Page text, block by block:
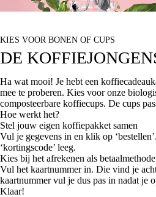
KIES VOOR BONEN OF CUPS
DE
Ha wat mooi! Je hebt een
mee te proberen. Kies voor onze
composteerbare koffiecups. De cups
Hoe werkt het?
Stel jouw eigen koffiepakket samen
Vul je gegevens in en klik op
‘kortingscode’ leeg.
Kies bij het afrekenen als
Vul het kaartnummer in. Die vind je
kaartnummer vul je dus pas in nadat je
Klaar!